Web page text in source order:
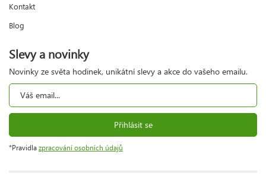
Kontakt
Blog
Slevy a novinky
Novinky ze světa hodinek, unikátní slevy a akce do vašeho emailu.
Přihlásit se
*Pravidla zpracování osobních údajů